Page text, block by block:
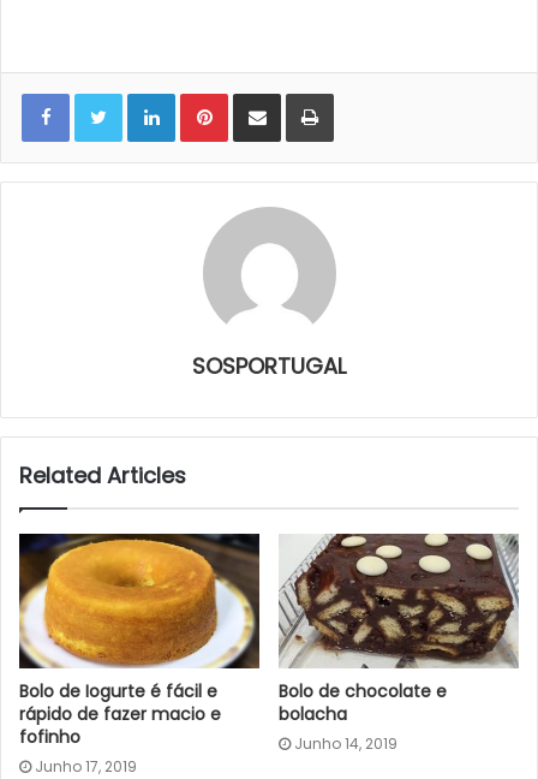
LinkedInPinterestShare via Email Print
SOSPORTUGAL
Related Articles
Bolo de Iogurte é fácil e
rápido de fazer macio e
fofinho
Junho 17, 2019
Bolo de chocolate e
bolacha
Junho 14, 2019